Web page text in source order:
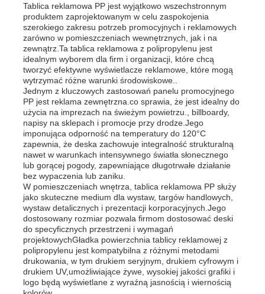
Rury PP
łączniki rurowe z polipropylenu
Tablica reklamowa PP jest wyjątkowo wszechstronnym
produktem zaprojektowanym w celu zaspokojenia
szerokiego zakresu potrzeb promocyjnych i reklamowych
zarówno w pomieszczeniach wewnętrznych, jak i na
zewnątrz.Ta tablica reklamowa z polipropylenu jest
idealnym wyborem dla firm i organizacji, które chcą
tworzyć efektywne wyświetlacze reklamowe, które mogą
wytrzymać różne warunki środowiskowe..
Jednym z kluczowych zastosowań panelu promocyjnego
PP jest reklama zewnętrzna.co sprawia, że jest idealny do
użycia na imprezach na świeżym powietrzu., billboardy,
napisy na sklepach i promocje przy drodze.Jego
imponująca odporność na temperatury do 120°C
zapewnia, że deska zachowuje integralność strukturalną
nawet w warunkach intensywnego światła słonecznego
lub gorącej pogody, zapewniające długotrwałe działanie
bez wypaczenia lub zaniku.
W pomieszczeniach wnętrza, tablica reklamowa PP służy
jako skuteczne medium dla wystaw, targów handlowych,
wystaw detalicznych i prezentacji korporacyjnych.Jego
dostosowany rozmiar pozwala firmom dostosować deski
do specyficznych przestrzeni i wymagań
projektowychGładka powierzchnia tablicy reklamowej z
polipropylenu jest kompatybilna z różnymi metodami
drukowania, w tym drukiem seryjnym, drukiem cyfrowym i
drukiem UV,umożliwiające żywe, wysokiej jakości grafiki i
logo będą wyświetlane z wyraźną jasnością i wiernością